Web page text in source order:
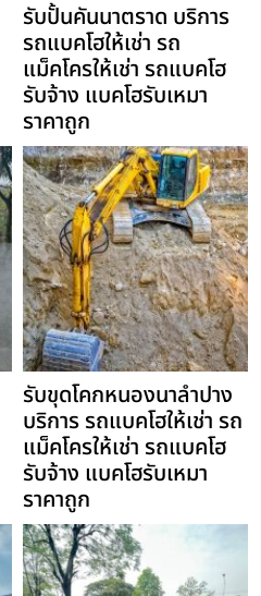
รับปั้นคันนาตราด บริการ
รถแบคโฮให้เช่า รถ
แม็คโครให้เช่า รถแบคโฮ
รับจ้าง แบคโฮรับเหมา
ราคาถูก
รับขุดโคกหนองนาลำปาง
บริการ รถแบคโฮให้เช่า รถ
แม็คโครให้เช่า รถแบคโฮ
รับจ้าง แบคโฮรับเหมา
ราคาถูก